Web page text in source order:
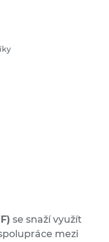
se snaží využít
mezi